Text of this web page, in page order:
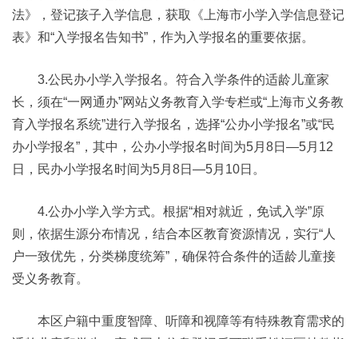
法》，登记孩子入学信息，获取《上海市小学入学信息登记
表》和“入学报名告知书”，作为入学报名的重要依据。
3.公民办小学入学报名。符合入学条件的适龄儿童家
长，须在“一网通办”网站义务教育入学专栏或“上海市义务教
育入学报名系统”进行入学报名，选择“公办小学报名”或“民
办小学报名”，其中，公办小学报名时间为5月8日—5月12
日，民办小学报名时间为5月8日—5月10日。
4.公办小学入学方式。根据“相对就近，免试入学”原
则，依据生源分布情况，结合本区教育资源情况，实行“人
户一致优先，分类梯度统筹”，确保符合条件的适龄儿童接
受义务教育。
本区户籍中重度智障、听障和视障等有特殊教育需求的